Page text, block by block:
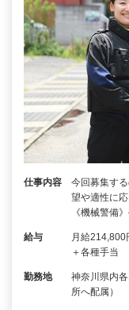
仕事内容
今回募集す
望や適性に
《機械警備
給与
月給214,800
＋各種手
勤務地
神奈川県内
所へ配属）